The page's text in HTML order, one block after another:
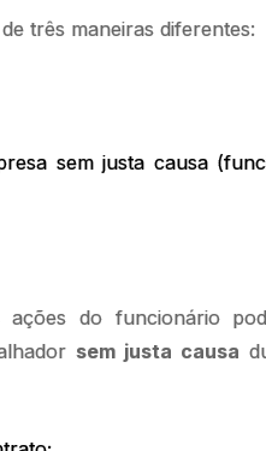
três maneiras diferentes:
sem justa causa
do funcionário
sem justa causa